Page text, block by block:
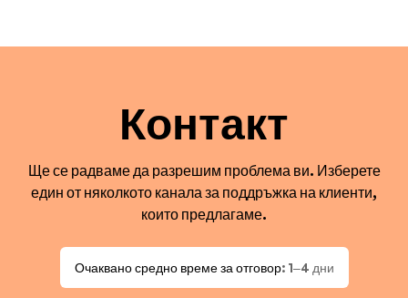
Контакт
Ще се радваме да разрешим проблема ви. Изберете
един от няколкото канала за поддръжка на клиенти,
които предлагаме.
Очаквано средно време за отговор: 1–4 дни